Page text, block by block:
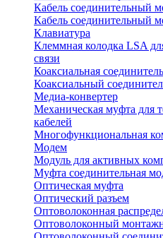
Кабель соединительный
Кабель соединительный
Клавиатура
Клеммная колодка LSA
связи
Коаксиальная
Коаксиальный
Медиа-конвертер
Механическая муфта для
кабелей
Многофункциональная
Модем
Модуль для активных
Муфта соединительная
Оптическая муфта
Оптический разъем
Оптоволоконная
Оптоволоконный